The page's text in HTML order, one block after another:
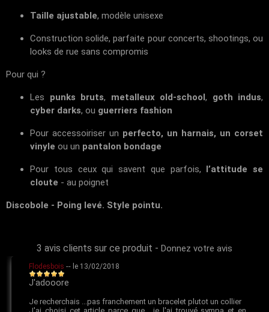
Taille ajustable, modèle unisexe
Construction solide, parfaite pour concerts, shootings, ou
looks de rue sans compromis
Pour qui ?
Les punks bruts, metalleux old-school, goth indus,
cyber darks, ou guerriers fashion
Pour accessoiriser un perfecto, un harnais, un corset
vinyle ou un pantalon bondage
Pour tous ceux qui savent que parfois, l’attitude se
cloute - au poignet
Discobole - Poing levé. Style pointu.
3 avis clients sur ce produit - Donnez votre avis